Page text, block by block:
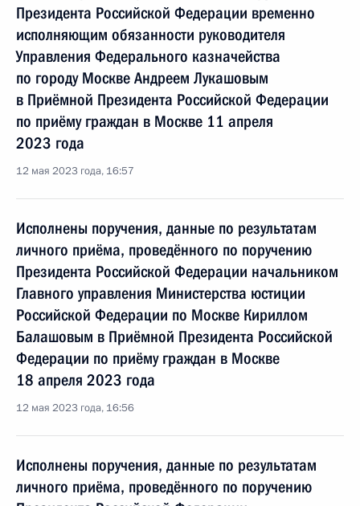
Президента Российской Федерации временно
исполняющим обязанности руководителя
Управления Федерального казначейства
по городу Москве Андреем Лукашовым
в Приёмной Президента Российской Федерации
по приёму граждан в Москве 11 апреля
2023 года
12 мая 2023 года, 16:57
Исполнены поручения, данные по результатам
личного приёма, проведённого по поручению
Президента Российской Федерации начальником
Главного управления Министерства юстиции
Российской Федерации по Москве Кириллом
Балашовым в Приёмной Президента Российской
Федерации по приёму граждан в Москве
18 апреля 2023 года
12 мая 2023 года, 16:56
Исполнены поручения, данные по результатам
личного приёма, проведённого по поручению